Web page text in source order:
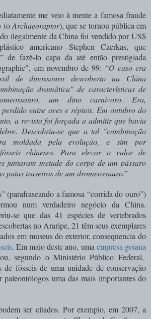
me veio à mente a famosa fraude
(oArchaeoraptor), que se tornou pública em
ilegalmente da China foi vendido porUS$
americano Stephen Czerkas, que
de fazê-lo capa da até então prestigiada
em novembro de 99: “O caso era
de dinossauro descoberto na China
dramática" de características de
um dino carnívoro. Era,
entre aves e répteis. Em outubro do
a revista foi forçada a admitir que havia
Descobriu-se que a tal "combinação
moldada pela evolução, e sim por
chineses. Para elevar o valor de
juntaram metade do corpo de um pássaro
patas traseiras de um dromeossauro.”
(parafraseando a famosa “corrida do ouro”)
num verdadeiro negócio da China.
se que das 41 espécies de vertebrados
no Araripe, 21 têm seus exemplares
em museus do exterior, consequencia do
. Em maio deste ano, uma empresa goiana
segundo o Ministério Público Federal,
de fósseis de uma unidade de conservação
paleontólogos uma das mais importantes do
ser citados. Por exemplo, em 2007, a